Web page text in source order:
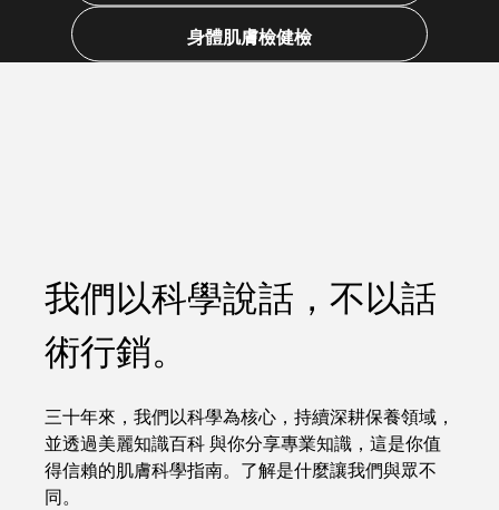
身體肌膚檢健檢
我們以科學說話，不以話
術行銷。
三十年來，我們以科學為核心，持續深耕保養領域，
並透過美麗知識百科 與你分享專業知識，這是你值
得信賴的肌膚科學指南。了解是什麼讓我們與眾不
同。